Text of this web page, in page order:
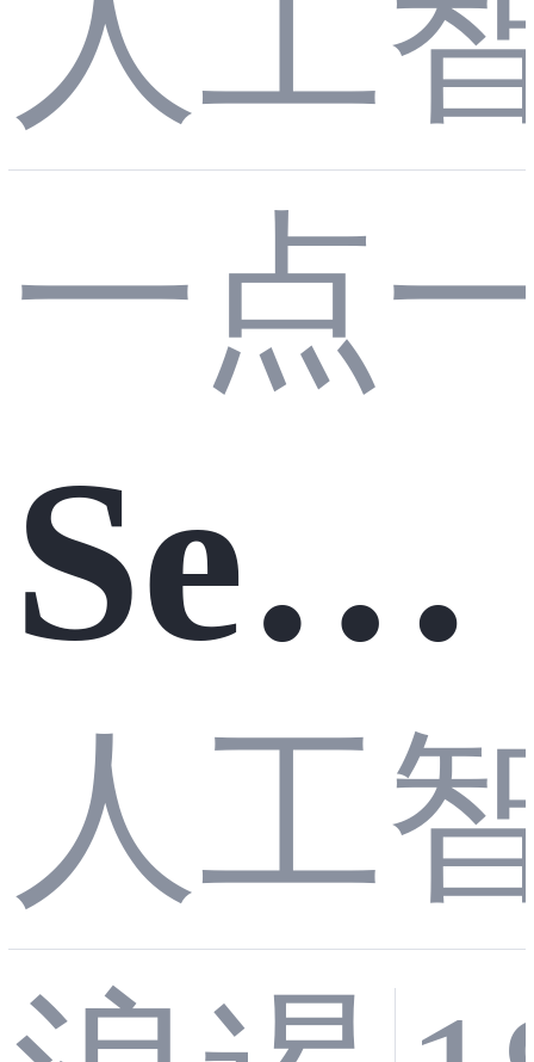
选到
真正
好用
Chat
Clie
nt
叶变
换和
拉普
拉斯
一点
Seed
Evol
人工